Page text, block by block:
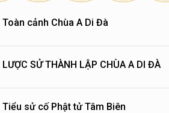
Toàn cảnh Chùa A Di Đà
LƯỢC SỬ THÀNH LẬP CHÙA A DI ĐÀ
Tiểu sử cố Phật tử Tâm Biên